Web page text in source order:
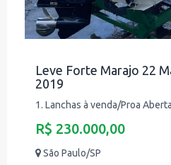
Leve Forte Marajo 22
2019
1. Lanchas à venda/Proa Aberta
R$ 230.000,00
São Paulo/SP